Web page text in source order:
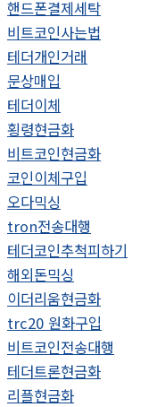
핸드폰결제세탁
비트코인사는법
테더개인거래
문상매입
테더이체
횡령현금화
비트코인현금화
코인이체구입
오다믹싱
tron전송대행
테더코인추척피하기
해외돈믹싱
이더리움현금화
trc20 원화구입
비트코인전송대행
테더트론현금화
리플현금화